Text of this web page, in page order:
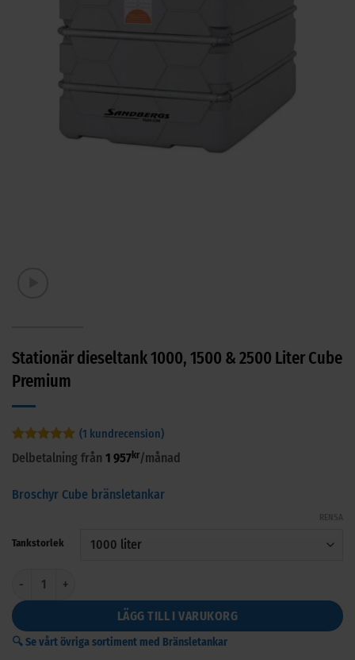
Stationär dieseltank 1000, 1500 & 2500 Liter Cube
Premium
Betygsatt
av 5
1
kundrecension
(1 kundrecension)
Delbetalning från 1 957 kr/månad
Broschyr Cube bränsletankar
Tankstorlek
Stationär dieseltank 1000, 1500 & 2500 Liter Cube Premium mängd
LÄGG TILL I VARUKORG
🔍 Se vårt övriga sortiment med Bränsletankar